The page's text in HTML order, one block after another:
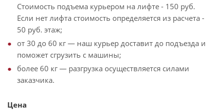
Стоимость подъема курьером на лифте - 150 руб.
Если нет лифта стоимость определяется из расчета -
50 руб. этаж;
от 30 до 60 кг — наш курьер доставит до подъезда и
поможет сгрузить с машины;
более 60 кг — разгрузка осуществляется силами
заказчика.
Цена